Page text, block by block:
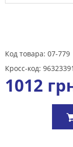
Код товара: 07-779
Кросс-код:
1012